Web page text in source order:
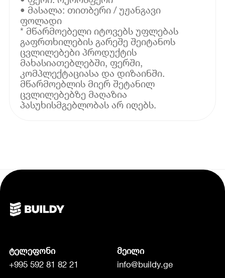
• მასალა: თითბერი / უჟანგავი
ფოლადი
* მწარმოებელი იტოვებს უფლებას
გაფრთხილების გარეშე შეიტანოს
ცვლილებები პროდუქტის
მახასიათებლებში, ფერში,
კომპლექტაციასა და დიზაინში.
მწარმოებლის მიერ შეტანილ
ცვლილებებზე მაღაზია
პასუხისმგებლობას არ იღებს.
ტელეფონი
+995 592 81 82 21
მეილი
info@buildy.ge